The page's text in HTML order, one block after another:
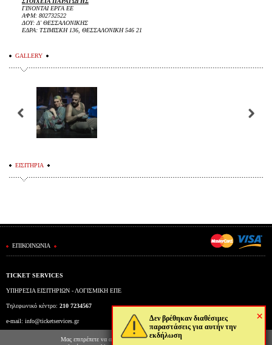
×
Δεν βρέθηκαν διαθέσιμες
παραστάσεις για αυτήν την
εκδήλωση
ΓΙΝΟΝΤΑΙ ΕΡΓΑ ΕΕ
ΑΦΜ: 802732522
ΔΟΥ: Δ' ΘΕΣΣΑΛΟΝΙΚΗΣ
ΕΔΡΑ: ΤΣΙΜΙΣΚΗ 136, ΘΕΣΣΑΛΟΝΙΚΗ 546 21
GALLERY
ΕΙΣΙΤΗΡΙΑ
ΕΠΙΚΟΙΝΩΝΙΑ
TICKET SERVICES
ΥΠΗΡΕΣΙΑ ΕΙΣΙΤΗΡΙΩΝ - ΛΟΓΙΣΜΙΚΗ ΕΠΕ
Τηλεφωνικό κέντρο: 210 7234567
e-mail: info@ticketservices.gr
Εκδοτήριο: Πανεπιστημίου 39 (Στοά Πεσμαζόγλου), Αθήνα
Μας επιτρέπετε να αποθηκεύουμε στον φυλλομετρητή σας